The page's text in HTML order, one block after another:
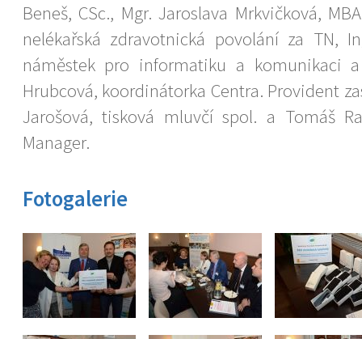
Beneš, CSc., Mgr. Jaroslava Mrkvičková,
nelékařská zdravotnická povolání za TN,
náměstek pro informatiku a komunikaci
Hrubcová, koordinátorka Centra. Provident
Jarošová, tisková mluvčí spol. a Tomáš
Manager.
Fotogalerie